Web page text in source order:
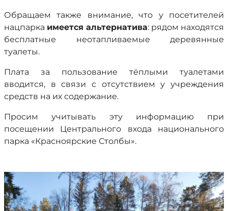
Обращаем также внимание, что у посетителей
нацпарка имеется альтернатива: рядом находятся
бесплатные неотапливаемые деревянные
туалеты.
Плата за пользование тёплыми туалетами
вводится, в связи с отсутствием у учреждения
средств на их содержание.
Просим учитывать эту информацию при
посещении Центрального входа национального
парка «Красноярские Столбы».